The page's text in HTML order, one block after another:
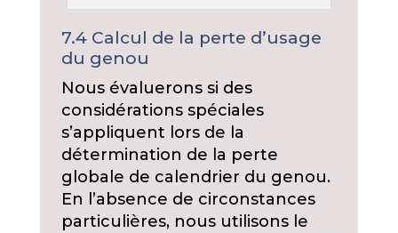
7.4 Calcul de la perte d’usage
du genou
Nous évaluerons si des
considérations spéciales
s’appliquent lors de la
détermination de la perte
globale de calendrier du genou.
En l’absence de circonstances
particulières, nous utilisons le